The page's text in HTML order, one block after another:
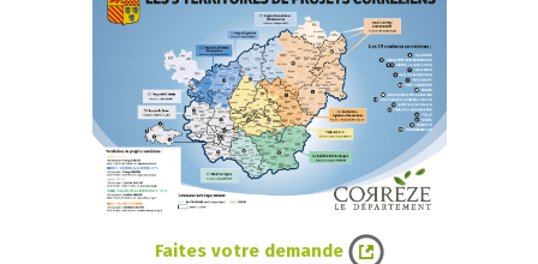
Faites votre demande